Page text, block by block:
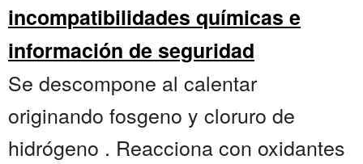
incompatibilidades químicas e
información de seguridad
Se descompone al calentar
originando fosgeno y cloruro de
hidrógeno . Reacciona con oxidantes